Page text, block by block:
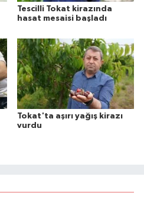
Tescilli Tokat kirazında
hasat mesaisi başladı
Tokat'ta aşırı yağış kirazı
vurdu